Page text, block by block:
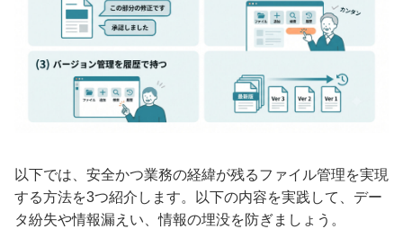
以下では、安全かつ業務の経緯が残るファイル管理を実現
する方法を3つ紹介します。以下の内容を実践して、デー
タ紛失や情報漏えい、情報の埋没を防ぎましょう。